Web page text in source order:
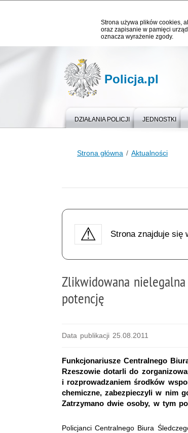
Strona używa plików cookies,
oraz zapisanie w pamięci
oznacza wyrażenie zgody.
Policja.pl
DZIAŁANIA POLICJI JEDNOSTKI
Strona główna Aktualności
Strona znajduje się
Zlikwidowana
potencję
Data publikacji 25.08.2011
Funkcjonariusze Centralnego
Rzeszowie dotarli do
i rozprowadzaniem środków
chemiczne, zabezpieczyli w nim
Zatrzymano dwie osoby, w tym
Policjanci Centralnego Biura